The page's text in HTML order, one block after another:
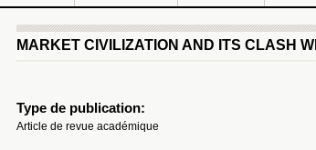
MARKET CIVILIZATION AND ITS CLASH
Type de publication:
Article de revue académique